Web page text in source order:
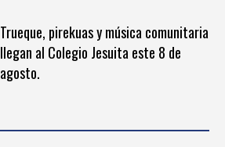
Trueque, pirekuas y música comunitaria
llegan al Colegio Jesuita este 8 de
agosto.